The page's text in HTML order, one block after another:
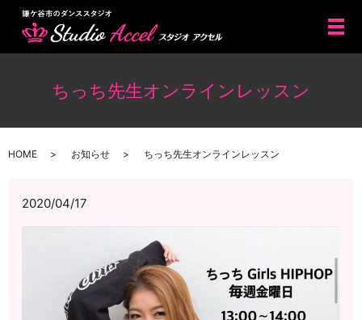
メ
ちっち先生オンラインレッスン
HOME お知らせ ちっち先生オンラインレッスン
2020/04/17